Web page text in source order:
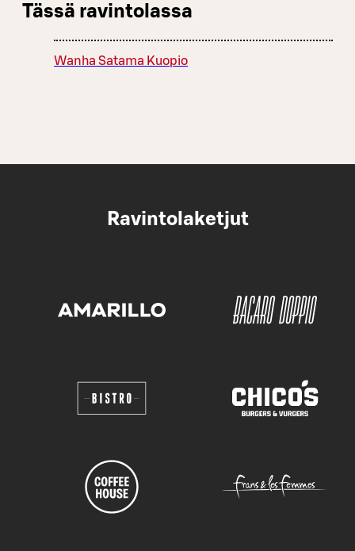
Tässä ravintolassa
Wanha Satama Kuopio
Ravintolaketjut